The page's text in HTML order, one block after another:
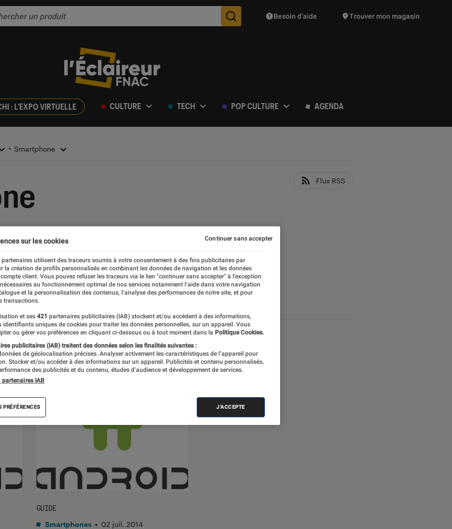
Des suggestions de produits vont vous être proposées
Besoin d’aide Trouver mon magasin
: L'EXPO VIRTUELLE CULTURE TECH POP CULTURE AGENDA
Smartphone
Flux RSS
GUIDE
Smartphones • 02 juil. 2014
sur les cookies
partenaires utilisent des traceurs soumis à votre consentement à des fins publicitaires par
la création de profils personnalisés en combinant les données de navigation et les données
compte client. Vous pouvez refuser les traceurs via le lien "continuer sans accepter" à l’exception
au fonctionnement optimal de nos services notamment l’aide dans votre navigation
et la personnalisation des contenus, l’analyse des performances de notre site, et pour
transactions.
et ses 421 partenaires publicitaires (IAB) stockent et/ou accèdent à des informations,
identifiants uniques de cookies pour traiter les données personnelles, sur un appareil. Vous
ou gérer vos préférences en cliquant ci-dessous ou à tout moment dans la Politique Cookies.
publicitaires (IAB) traitent des données selon les finalités suivantes :
de géolocalisation précises. Analyser activement les caractéristiques de l’appareil pour
Stocker et/ou accéder à des informations sur un appareil. Publicités et contenu personnalisés,
des publicités et du contenu, études d’audience et développement de services.
partenaires IAB
PRÉFÉRENCES J'ACCEPTE
Continuer sans accepter